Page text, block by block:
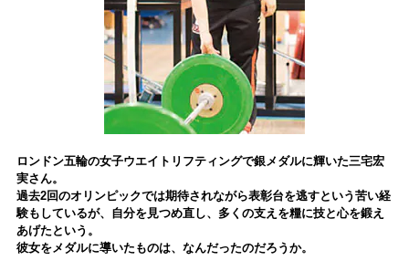
ロンドン五輪の女子ウエイトリフティングで銀メダルに輝いた三宅宏
実さん。
過去2回のオリンピックでは期待されながら表彰台を逃すという苦い経
験もしているが、自分を見つめ直し、多くの支えを糧に技と心を鍛え
あげたという。
彼女をメダルに導いたものは、なんだったのだろうか。